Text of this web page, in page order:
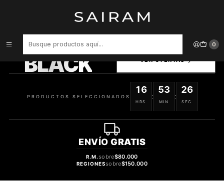
0
Vapeador Desechable Fly Strawberry 2500 Puffs
BLACK
SELECCIONADOS
PRODUCTOS SELECCIONADOS
16
HRS
:
53
MIN
:
25
SEG
ENVÍO GRATIS
R.M.sobre$80.000
REGIONESsobre$150.000